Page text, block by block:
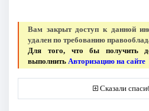
Вам закрыт доступ к данной
удален по требованию
Для того, что бы получить
выполнить Авторизацию на сайте
Сказали